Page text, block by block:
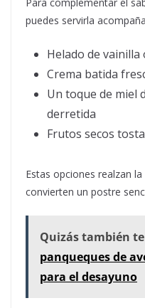
Para complementar el
puedes servirla
Helado de vainilla
Crema batida
Un toque de miel
derretida
Frutos secos
Estas opciones realzan
convierten un postre
Quizás también
panqueques de
para el desayuno